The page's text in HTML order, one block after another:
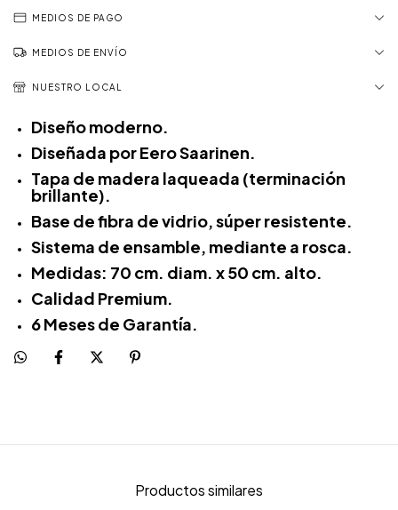
MEDIOS DE PAGO
MEDIOS DE ENVÍO
NUESTRO LOCAL
Diseño moderno.
Diseñada por Eero Saarinen.
Tapa de madera laqueada (terminación
brillante).
Base de fibra de vidrio, súper resistente.
Sistema de ensamble, mediante a rosca.
Medidas: 70 cm. diam. x 50 cm. alto.
Calidad Premium.
6 Meses de Garantía.
Productos similares